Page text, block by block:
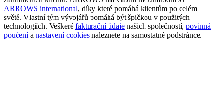
ARROWS international, díky které pomáhá klientům po celém
světě. Vlastní tým vývojářů pomáhá být špičkou v použitých
technologiích. Veškeré fakturační údaje našich společností, povinná
poučenía nastavení cookies naleznete na samostatné podstránce.